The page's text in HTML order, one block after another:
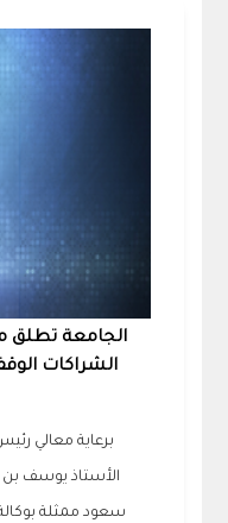
الجامعة تطلق
الشراكات
برعاية معالي
الأستاذ يوسف بن
سعود ممثلة